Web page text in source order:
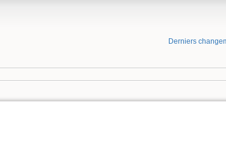
Derniers